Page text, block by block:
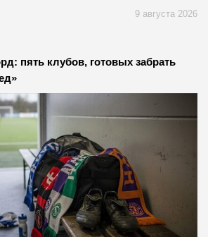
9 августа 2026
пять клубов, готовых забрать